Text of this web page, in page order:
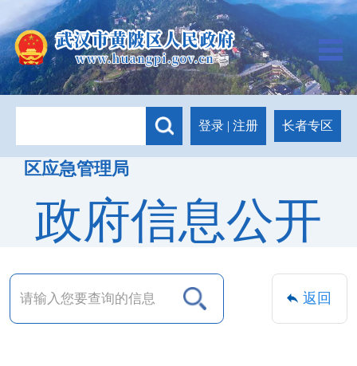
登录 | 注册 长者专区
区应急管理局
政府信息公开
返回